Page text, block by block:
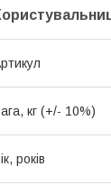
кг (+/- 10%)
років